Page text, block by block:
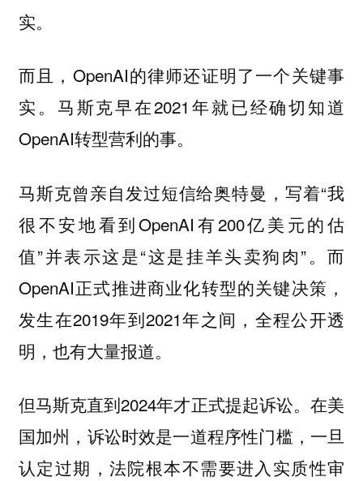
实。
而且，OpenAI的律师还证明了一个关键事
实。马斯克早在2021年就已经确切知道
OpenAI转型营利的事。
马斯克曾亲自发过短信给奥特曼，写着“我
很不安地看到OpenAI有200亿美元的估
值”并表示这是“这是挂羊头卖狗肉”。而
OpenAI正式推进商业化转型的关键决策，
发生在2019年到2021年之间，全程公开透
明，也有大量报道。
但马斯克直到2024年才正式提起诉讼。在美
国加州，诉讼时效是一道程序性门槛，一旦
认定过期，法院根本不需要进入实质性审